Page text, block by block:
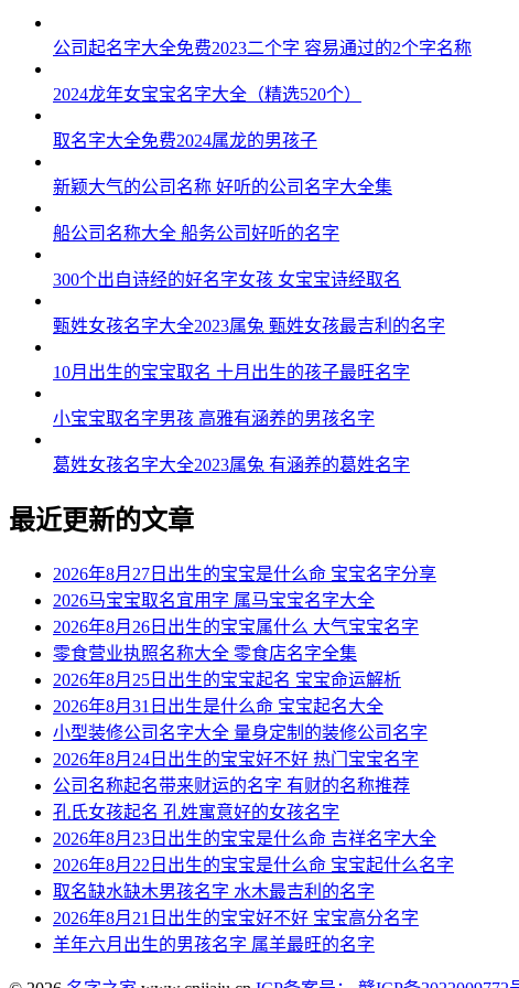
公司起名字大全免费2023二个字 容易通过的2个字名称
2024龙年女宝宝名字大全（精选520个）
取名字大全免费2024属龙的男孩子
新颖大气的公司名称 好听的公司名字大全集
船公司名称大全 船务公司好听的名字
300个出自诗经的好名字女孩 女宝宝诗经取名
甄姓女孩名字大全2023属兔 甄姓女孩最吉利的名字
10月出生的宝宝取名 十月出生的孩子最旺名字
小宝宝取名字男孩 高雅有涵养的男孩名字
葛姓女孩名字大全2023属兔 有涵养的葛姓名字
最近更新的文章
2026年8月27日出生的宝宝是什么命 宝宝名字分享
2026马宝宝取名宜用字 属马宝宝名字大全
2026年8月26日出生的宝宝属什么 大气宝宝名字
零食营业执照名称大全 零食店名字全集
2026年8月25日出生的宝宝起名 宝宝命运解析
2026年8月31日出生是什么命 宝宝起名大全
小型装修公司名字大全 量身定制的装修公司名字
2026年8月24日出生的宝宝好不好 热门宝宝名字
公司名称起名带来财运的名字 有财的名称推荐
孔氏女孩起名 孔姓寓意好的女孩名字
2026年8月23日出生的宝宝是什么命 吉祥名字大全
2026年8月22日出生的宝宝是什么命 宝宝起什么名字
取名缺水缺木男孩名字 水木最吉利的名字
2026年8月21日出生的宝宝好不好 宝宝高分名字
羊年六月出生的男孩名字 属羊最旺的名字